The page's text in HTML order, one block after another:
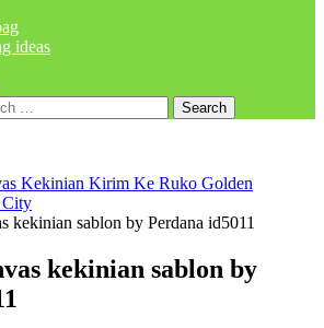
ideas
Kekinian Kirim Ke Ruko Golden
City
kekinian sablon by Perdana id5011
kekinian sablon by